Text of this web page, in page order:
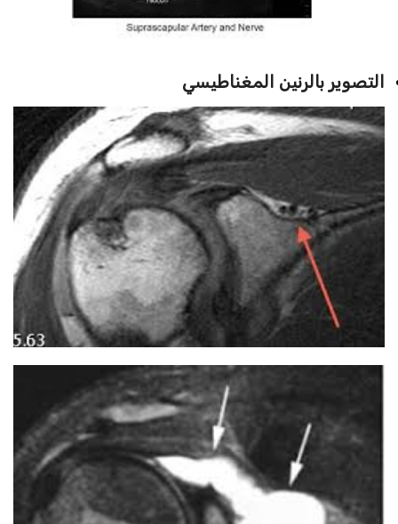
التصوير بالرنين المغناطيسي